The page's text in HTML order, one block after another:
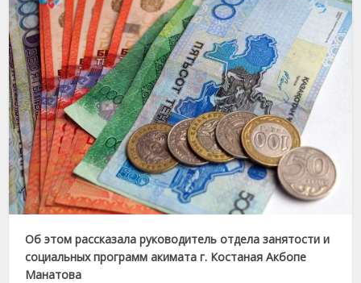
Об этом рассказала руководитель отдела занятости и
социальных программ акимата г. Костаная Акбопе
Манатова